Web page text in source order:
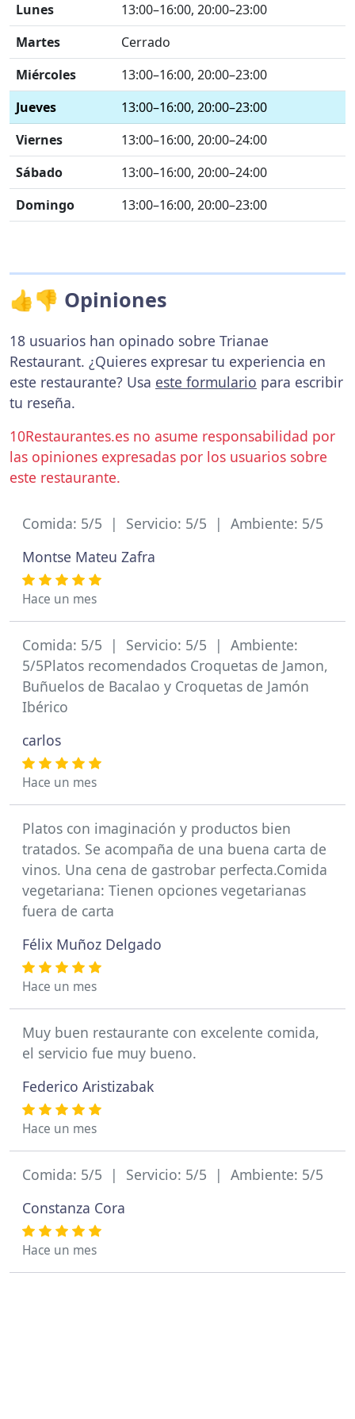
Lunes
13:00–16:00, 20:00–23:00
Martes
Cerrado
Miércoles
13:00–16:00, 20:00–23:00
Jueves
13:00–16:00, 20:00–23:00
Viernes
13:00–16:00, 20:00–24:00
Sábado
13:00–16:00, 20:00–24:00
Domingo
13:00–16:00, 20:00–23:00
👍👎 Opiniones
18 usuarios han opinado sobre Trianae
Restaurant. ¿Quieres expresar tu experiencia en
este restaurante? Usa este formulario para escribir
tu reseña.
10Restaurantes.es no asume responsabilidad por
las opiniones expresadas por los usuarios sobre
este restaurante.
Comida: 5/5 | Servicio: 5/5 | Ambiente: 5/5
Montse Mateu Zafra
Hace un mes
Comida: 5/5 | Servicio: 5/5 | Ambiente:
5/5Platos recomendados Croquetas de Jamon,
Buñuelos de Bacalao y Croquetas de Jamón
Ibérico
carlos
Hace un mes
Platos con imaginación y productos bien
tratados. Se acompaña de una buena carta de
vinos. Una cena de gastrobar perfecta.Comida
vegetariana: Tienen opciones vegetarianas
fuera de carta
Félix Muñoz Delgado
Hace un mes
Muy buen restaurante con excelente comida,
el servicio fue muy bueno.
Federico Aristizabak
Hace un mes
Comida: 5/5 | Servicio: 5/5 | Ambiente: 5/5
Constanza Cora
Hace un mes